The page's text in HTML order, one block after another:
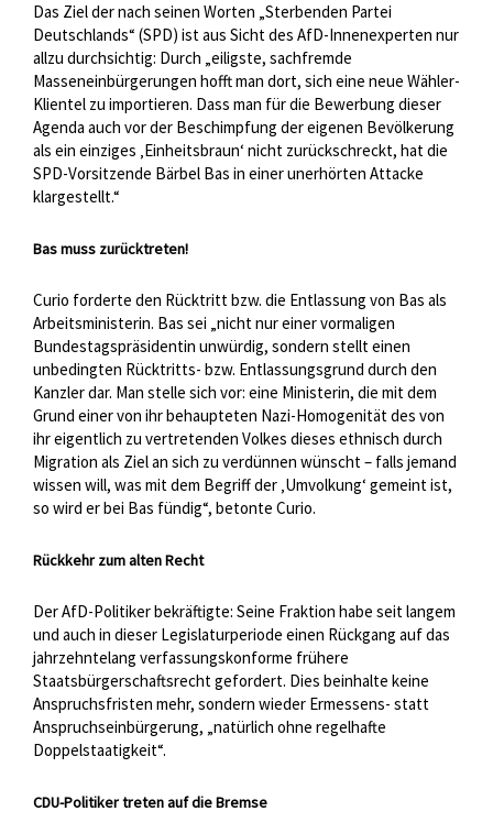
Das Ziel der nach seinen Worten „Sterbenden Partei
Deutschlands“ (SPD) ist aus Sicht des AfD-Innenexperten nur
allzu durchsichtig: Durch „eiligste, sachfremde
Masseneinbürgerungen hofft man dort, sich eine neue Wähler-
Klientel zu importieren. Dass man für die Bewerbung dieser
Agenda auch vor der Beschimpfung der eigenen Bevölkerung
als ein einziges ‚Einheitsbraun‘ nicht zurückschreckt, hat die
SPD-Vorsitzende Bärbel Bas in einer unerhörten Attacke
klargestellt.“
Bas muss zurücktreten!
Curio forderte den Rücktritt bzw. die Entlassung von Bas als
Arbeitsministerin. Bas sei „nicht nur einer vormaligen
Bundestagspräsidentin unwürdig, sondern stellt einen
unbedingten Rücktritts- bzw. Entlassungsgrund durch den
Kanzler dar. Man stelle sich vor: eine Ministerin, die mit dem
Grund einer von ihr behaupteten Nazi-Homogenität des von
ihr eigentlich zu vertretenden Volkes dieses ethnisch durch
Migration als Ziel an sich zu verdünnen wünscht – falls jemand
wissen will, was mit dem Begriff der ‚Umvolkung‘ gemeint ist,
so wird er bei Bas fündig“, betonte Curio.
Rückkehr zum alten Recht
Der AfD-Politiker bekräftigte: Seine Fraktion habe seit langem
und auch in dieser Legislaturperiode einen Rückgang auf das
jahrzehntelang verfassungskonforme frühere
Staatsbürgerschaftsrecht gefordert. Dies beinhalte keine
Anspruchsfristen mehr, sondern wieder Ermessens- statt
Anspruchseinbürgerung, „natürlich ohne regelhafte
Doppelstaatigkeit“.
CDU-Politiker treten auf die Bremse